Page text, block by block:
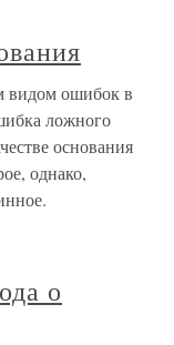
видом ошибок в
ложного
основания
однако,
о